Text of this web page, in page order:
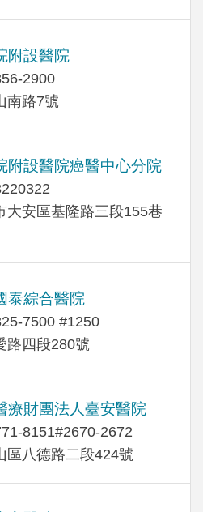
附設醫院
2900
南路7號
附設醫院癌醫中心分院
大安區基隆路三段155巷
泰綜合醫院
7500 #1250
路四段280號
療財團法人臺安醫院
8151#2670-2672
區八德路二段424號